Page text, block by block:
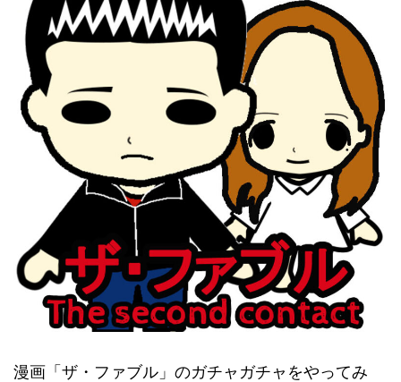
漫画「ザ・ファブル」のガチャガチャをやってみ